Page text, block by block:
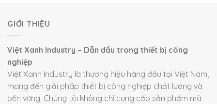
GIỚI THIỆU
Việt Xanh Industry – Dẫn đầu trong thiết bị công
nghiệp
Việt Xanh Industry là thương hiệu hàng đầu tại Việt Nam,
mang đến giải pháp thiết bị công nghiệp chất lượng và
bền vững. Chúng tôi không chỉ cung cấp sản phẩm mà